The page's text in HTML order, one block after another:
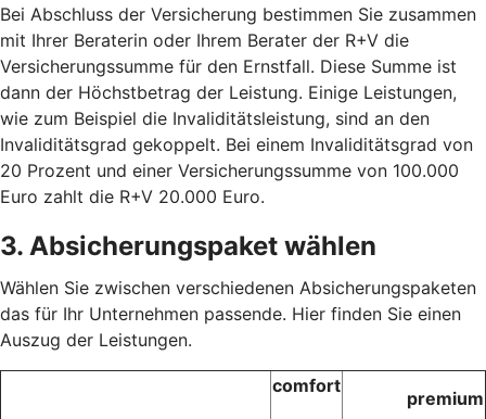
Bei Abschluss der Versicherung bestimmen Sie zusammen
mit Ihrer Beraterin oder Ihrem Berater der R+V die
Versicherungssumme für den Ernstfall. Diese Summe ist
dann der Höchstbetrag der Leistung. Einige Leistungen,
wie zum Beispiel die Invaliditätsleistung, sind an den
Invaliditätsgrad gekoppelt. Bei einem Invaliditätsgrad von
20 Prozent und einer Versicherungssumme von 100.000
Euro zahlt die R+V 20.000 Euro.
3. Absicherungspaket wählen
Wählen Sie zwischen verschiedenen Absicherungspaketen
das für Ihr Unternehmen passende. Hier finden Sie einen
Auszug der Leistungen.
comfort
premium